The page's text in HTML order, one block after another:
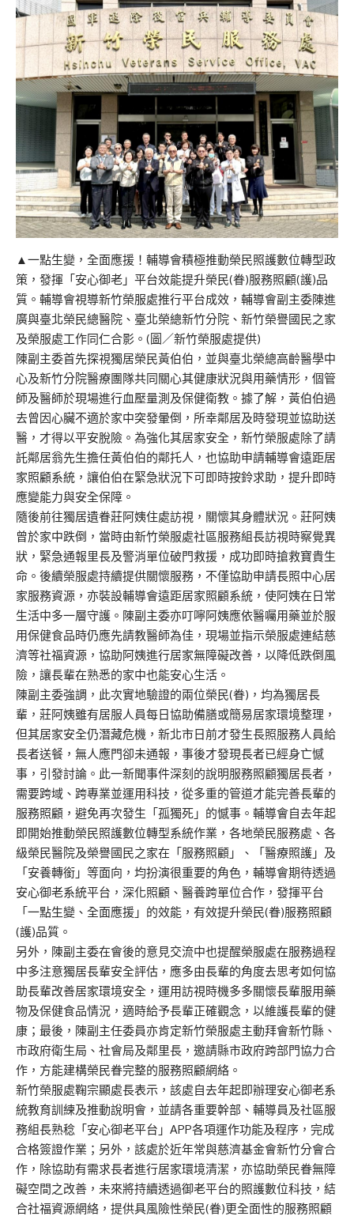
▲一點生變，全面應援！輔導會積極推動榮民照護數位轉型政
策，發揮「安心御老」平台效能提升榮民(眷)服務照顧(護)品
質。輔導會視導新竹榮服處推行平台成效，輔導會副主委陳進
廣與臺北榮民總醫院、臺北榮總新竹分院、新竹榮譽國民之家
及榮服處工作同仁合影。(圖／新竹榮服處提供)
陳副主委首先探視獨居榮民黃伯伯，並與臺北榮總高齡醫學中
心及新竹分院醫療團隊共同關心其健康狀況與用藥情形，個管
師及醫師於現場進行血壓量測及保健衛教。據了解，黃伯伯過
去曾因心臟不適於家中突發暈倒，所幸鄰居及時發現並協助送
醫，才得以平安脫險。為強化其居家安全，新竹榮服處除了請
託鄰居翁先生擔任黃伯伯的鄰托人，也協助申請輔導會遠距居
家照顧系統，讓伯伯在緊急狀況下可即時按鈴求助，提升即時
應變能力與安全保障。
隨後前往獨居遺眷莊阿姨住處訪視，關懷其身體狀況。莊阿姨
曾於家中跌倒，當時由新竹榮服處社區服務組長訪視時察覺異
狀，緊急通報里長及警消單位破門救援，成功即時搶救寶貴生
命。後續榮服處持續提供關懷服務，不僅協助申請長照中心居
家服務資源，亦裝設輔導會遠距居家照顧系統，使阿姨在日常
生活中多一層守護。陳副主委亦叮嚀阿姨應依醫囑用藥並於服
用保健食品時仍應先請教醫師為佳，現場並指示榮服處連結慈
濟等社福資源，協助阿姨進行居家無障礙改善，以降低跌倒風
險，讓長輩在熟悉的家中也能安心生活。
陳副主委強調，此次實地驗證的兩位榮民(眷)，均為獨居長
輩，莊阿姨雖有居服人員每日協助備膳或簡易居家環境整理，
但其居家安全仍潛藏危機，新北市日前才發生長照服務人員給
長者送餐，無人應門卻未通報，事後才發現長者已經身亡憾
事，引發討論。此一新聞事件深刻的說明服務照顧獨居長者，
需要跨域、跨專業並運用科技，從多重的管道才能完善長輩的
服務照顧，避免再次發生「孤獨死」的憾事。輔導會自去年起
即開始推動榮民照護數位轉型系統作業，各地榮民服務處、各
級榮民醫院及榮譽國民之家在「服務照顧」、「醫療照護」及
「安養轉銜」等面向，均扮演很重要的角色，輔導會期待透過
安心御老系統平台，深化照顧、醫養跨單位合作，發揮平台
「一點生變、全面應援」的效能，有效提升榮民(眷)服務照顧
(護)品質。
另外，陳副主委在會後的意見交流中也提醒榮服處在服務過程
中多注意獨居長輩安全評估，應多由長輩的角度去思考如何協
助長輩改善居家環境安全，運用訪視時機多多關懷長輩服用藥
物及保健食品情況，適時給予長輩正確觀念，以維護長輩的健
康；最後，陳副主任委員亦肯定新竹榮服處主動拜會新竹縣、
市政府衛生局、社會局及鄰里長，邀請縣市政府跨部門協力合
作，方能建構榮民眷完整的服務照顧網絡。
新竹榮服處鞠宗顯處長表示，該處自去年起即辦理安心御老系
統教育訓練及推動說明會，並請各重要幹部、輔導員及社區服
務組長熟稔「安心御老平台」APP各項運作功能及程序，完成
合格簽證作業；另外，該處於近年常與慈濟基金會新竹分會合
作，除協助有需求長者進行居家環境清潔，亦協助榮民眷無障
礙空間之改善，未來將持續透過御老平台的照護數位科技，結
合社福資源網絡，提供具風險性榮民(眷)更全面性的服務照顧